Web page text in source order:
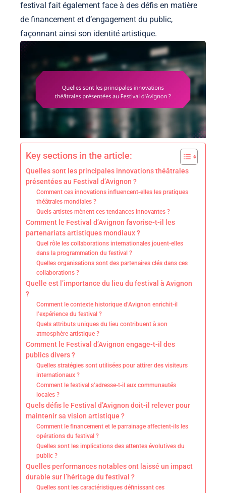
festival fait également face à des défis en matière
de financement et d’engagement du public,
façonnant ainsi son identité artistique.
Key sections in the article:
Quelles sont les principales innovations théâtrales
présentées au Festival d’Avignon ?
Comment ces innovations influencent-elles les pratiques
théâtrales mondiales ?
Quels artistes mènent ces tendances innovantes ?
Comment le Festival d’Avignon favorise-t-il les
partenariats artistiques mondiaux ?
Quel rôle les collaborations internationales jouent-elles
dans la programmation du festival ?
Quelles organisations sont des partenaires clés dans ces
collaborations ?
Quelle est l’importance du lieu du festival à Avignon
?
Comment le contexte historique d’Avignon enrichit-il
l’expérience du festival ?
Quels attributs uniques du lieu contribuent à son
atmosphère artistique ?
Comment le Festival d’Avignon engage-t-il des
publics divers ?
Quelles stratégies sont utilisées pour attirer des visiteurs
internationaux ?
Comment le festival s’adresse-t-il aux communautés
locales ?
Quels défis le Festival d’Avignon doit-il relever pour
maintenir sa vision artistique ?
Comment le financement et le parrainage affectent-ils les
opérations du festival ?
Quelles sont les implications des attentes évolutives du
public ?
Quelles performances notables ont laissé un impact
durable sur l’héritage du festival ?
Quelles sont les caractéristiques définissant ces